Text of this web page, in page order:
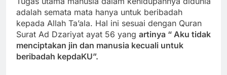
adalah semata mata hanya untuk beribadah
kepada Allah Ta’ala. Hal ini sesuai dengan Quran
Surat Ad Dzariyat ayat 56 yang artinya “ Aku tidak
menciptakan jin dan manusia kecuali untuk
beribadah kepdaKU”.